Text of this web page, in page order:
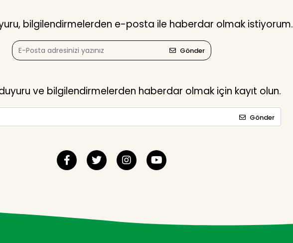
bilgilendirmelerden e-posta ile haberdar olmak istiyorum.
Gönder
ve bilgilendirmelerden haberdar olmak için kayıt olun.
Gönder